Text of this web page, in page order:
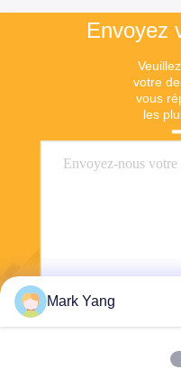
Envoyez
votre
vous
les
Mark Yang